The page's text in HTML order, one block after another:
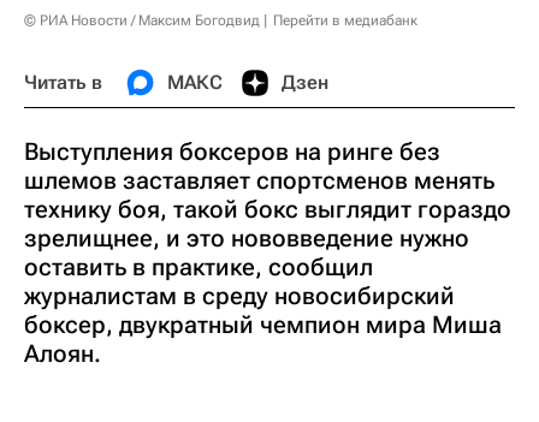
© РИА Новости / Максим Богодвид Перейти в медиабанк
Читать в МАКС Дзен
Выступления боксеров на ринге без
шлемов заставляет спортсменов менять
технику боя, такой бокс выглядит гораздо
зрелищнее, и это нововведение нужно
оставить в практике, сообщил
журналистам в среду новосибирский
боксер, двукратный чемпион мира Миша
Алоян.